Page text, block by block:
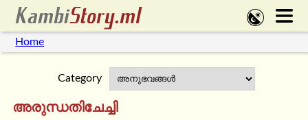
Home
Category
അരുന്ധതിചേച്ചി